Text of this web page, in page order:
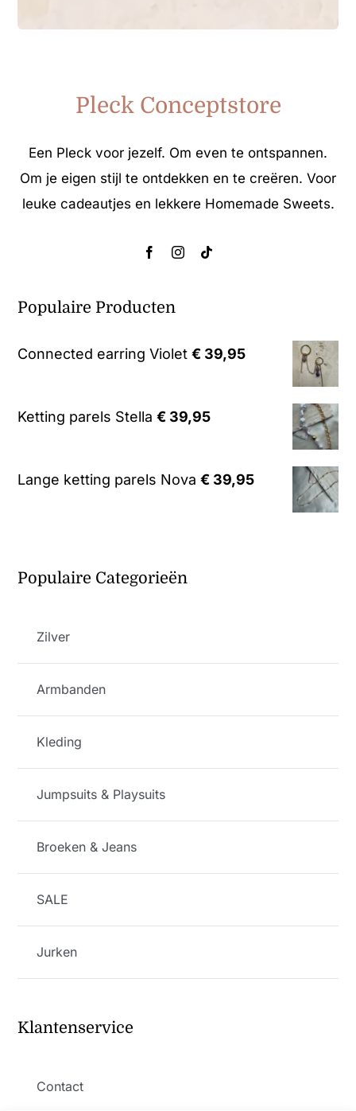
Pleck Conceptstore
Een Pleck voor jezelf. Om even te ontspannen.
Om je eigen stijl te ontdekken en te creëren. Voor
leuke cadeautjes en lekkere Homemade Sweets.
Populaire Producten
Connected earring Violet € 39,95
Ketting parels Stella € 39,95
Lange ketting parels Nova € 39,95
Populaire Categorieën
Zilver
Armbanden
Kleding
Jumpsuits & Playsuits
Broeken & Jeans
SALE
Jurken
Klantenservice
Contact